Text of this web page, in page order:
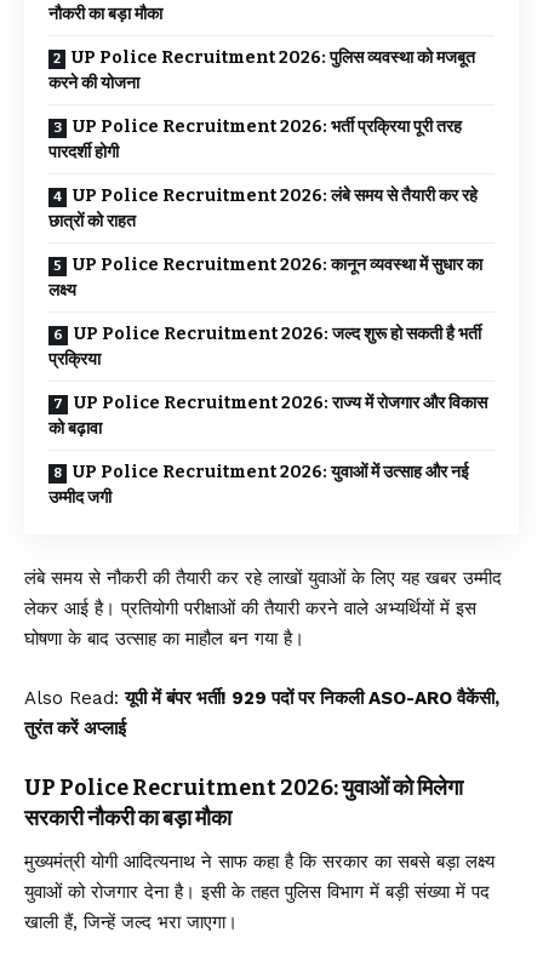
नौकरी का बड़ा मौका
UP Police Recruitment 2026: पुलिस व्यवस्था को मजबूत
करने की योजना
UP Police Recruitment 2026: भर्ती प्रक्रिया पूरी तरह
पारदर्शी होगी
UP Police Recruitment 2026: लंबे समय से तैयारी कर रहे
छात्रों को राहत
UP Police Recruitment 2026: कानून व्यवस्था में सुधार का
लक्ष्य
UP Police Recruitment 2026: जल्द शुरू हो सकती है भर्ती
प्रक्रिया
UP Police Recruitment 2026: राज्य में रोजगार और विकास
को बढ़ावा
UP Police Recruitment 2026: युवाओं में उत्साह और नई
उम्मीद जगी
लंबे समय से नौकरी की तैयारी कर रहे लाखों युवाओं के लिए यह खबर उम्मीद
लेकर आई है। प्रतियोगी परीक्षाओं की तैयारी करने वाले अभ्यर्थियों में इस
घोषणा के बाद उत्साह का माहौल बन गया है।
Also Read:यूपी में बंपर भर्ती! 929 पदों पर निकली ASO-ARO वैकेंसी,
तुरंत करें अप्लाई
UP Police Recruitment 2026: युवाओं को मिलेगा
सरकारी नौकरी का बड़ा मौका
मुख्यमंत्री योगी आदित्यनाथ ने साफ कहा है कि सरकार का सबसे बड़ा लक्ष्य
युवाओं को रोजगार देना है। इसी के तहत पुलिस विभाग में बड़ी संख्या में पद
खाली हैं, जिन्हें जल्द भरा जाएगा।